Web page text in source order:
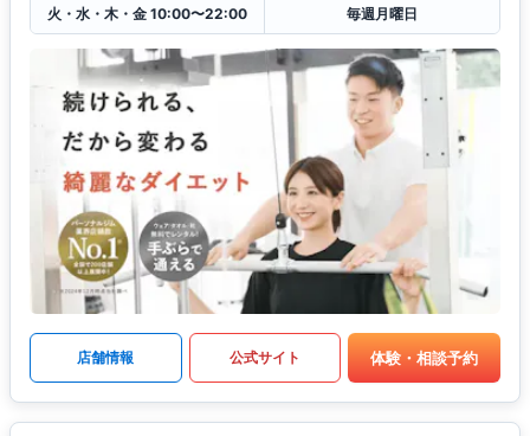
火・水・木・金 10:00〜22:00
毎週月曜日
店舗情報 公式サイト 体験・相談予約